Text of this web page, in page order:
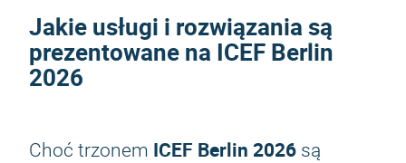
Jakie usługi i rozwiązania są
prezentowane na ICEF Berlin
2026
Choć trzonem ICEF Berlin 2026 są